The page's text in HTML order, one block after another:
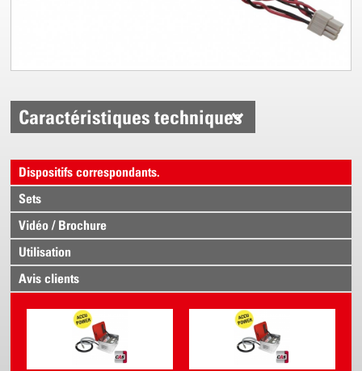
Caractéristiques techniques
Dispositifs correspondants.
Sets
Vidéo / Brochure
Utilisation
Avis clients